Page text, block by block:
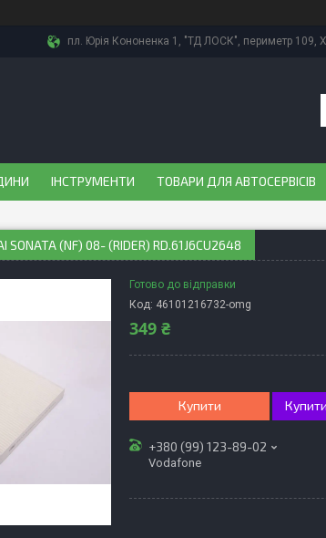
пл. Юрія Кононенка 1, "ТД ЛОСК", периметр 109,
ІНСТРУМЕНТИ ТОВАРИ ДЛЯ АВТОСЕРВІСІВ
(NF) 08- (RIDER) RD.61J6CU2648
Готово до відправки
Код: 46101216732-omg
349 ₴
Купити
+380 (99) 123-89-02
Vodafone